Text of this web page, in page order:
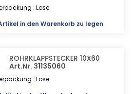
: Lose
in den Warenkorb zu legen
ROHRKLAPPSTECKER 10X60
Art.Nr. 31135060
: Lose